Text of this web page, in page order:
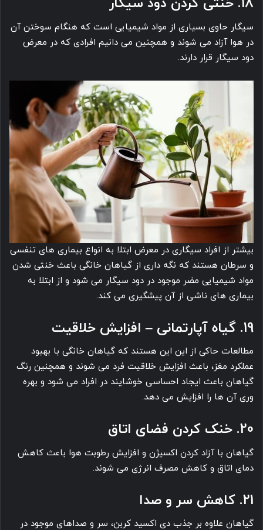
سیگار حاوی بسیاری از مواد شیمیایی است که هنگام سوختن آن
در هوا آزاد می ‎شوند و همچنین می ‎دانیم افرادی که در معرض
دود سیگار قرار دارند.
بیشتر از افراد سیگاری در معرض ابتلا به انواع بیماری های تنفسی
و سرطان هستند که نگه داری از گیاهان خانگی باعث خنثی شدن
مواد شیمیایی مضر موجود در دود سیگار می ‎شود و از ابتلا به
بیماری های ناشی از آن پیشگیری می ‎کند.
19. گیاه آپارتمانی – افزایش خلاقیت
مطالعات حاکی از این این هستند که گیاهان خانگی با بهبود
عملکرد مغز، باعث افزایش خلاقیت فرد می ‎شوند و همچنین رنگ
گیاهان باعث ایجاد احساسی خوشایند در افراد می شود و بهره
وری آن ها را افزایش می ‎دهد.
20. خنک کردن فضای اتاق
گیاهان با آزاد کردن اکسیژن و افزایش رطوبت هوا باعث کاهش
دمای اتاق و کاهش مصرف انرژی می ‎شوند.
21. کاهش سر و صدا
گیاهان علاوه بر جذب دی اکسید کربن، سر و صداهای موجود در